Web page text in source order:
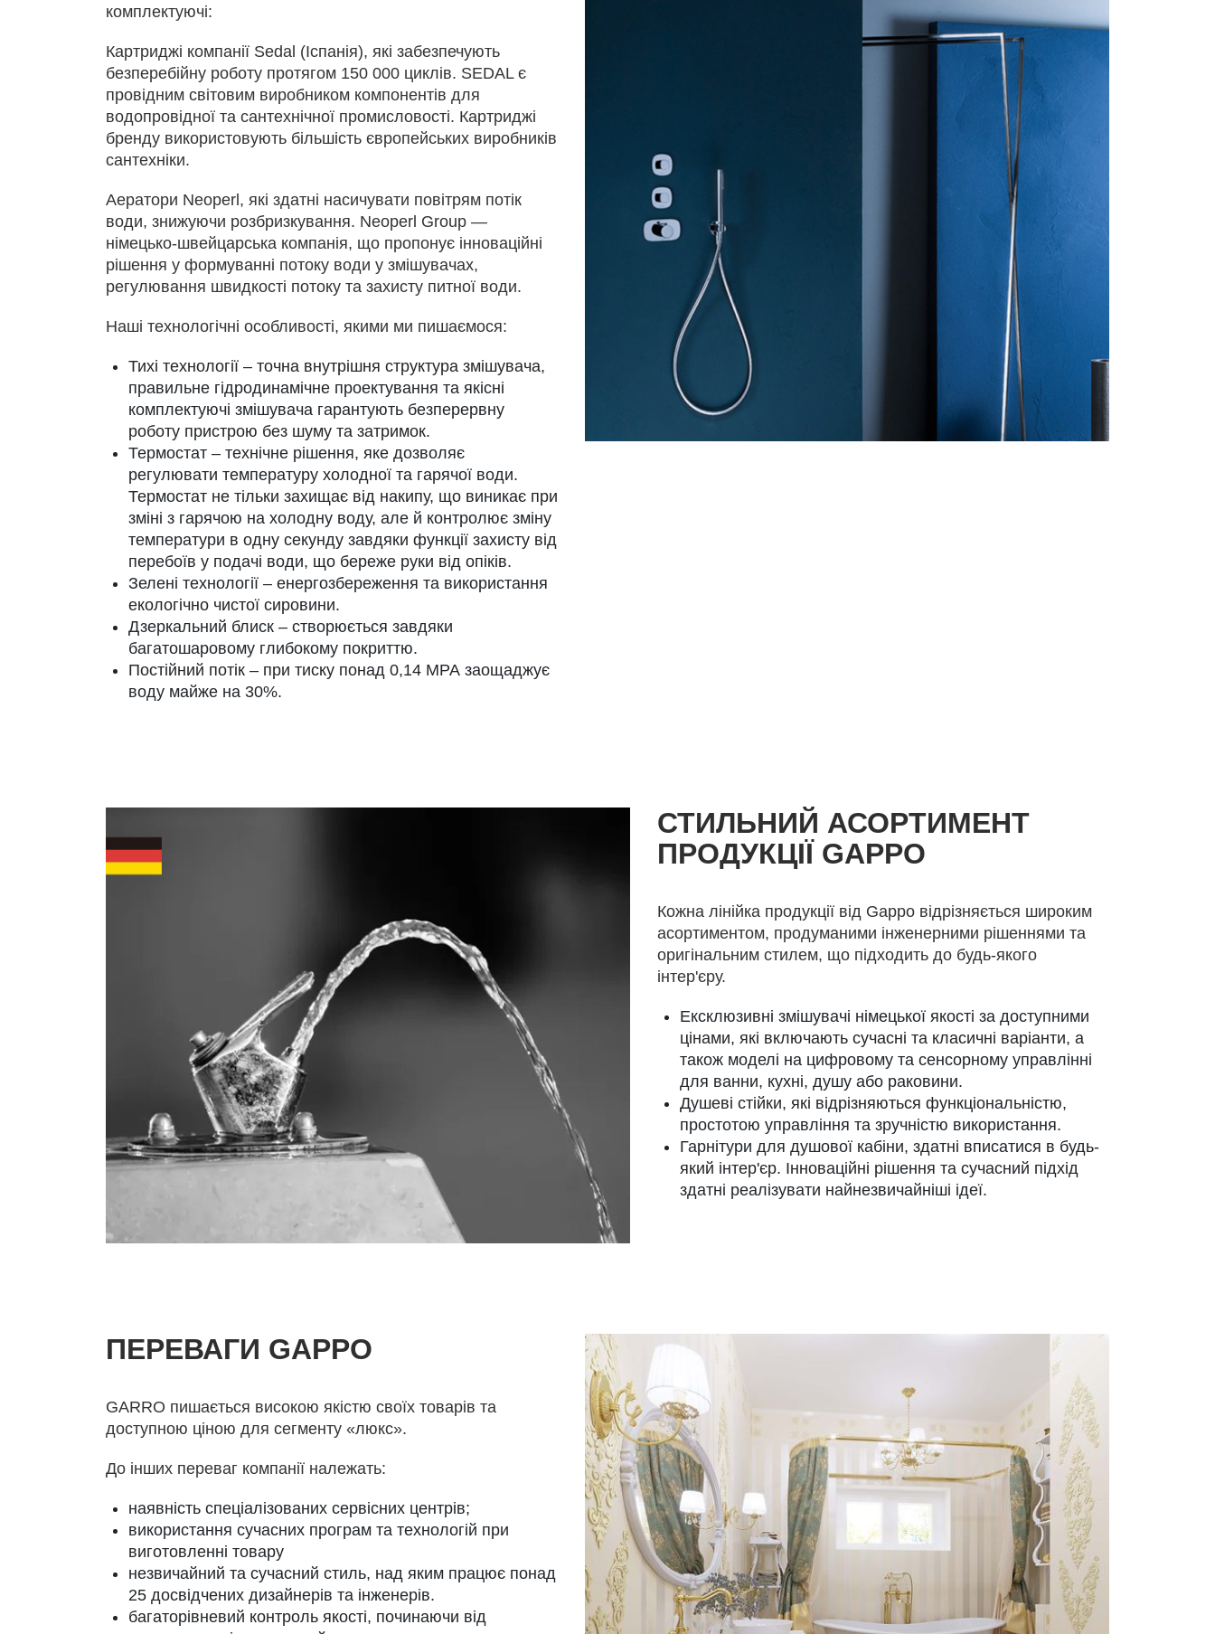
комплектуючі:
Картриджі компанії Sedal (Іспанія), які забезпечують
безперебійну роботу протягом 150 000 циклів. SEDAL є
провідним світовим виробником компонентів для
водопровідної та сантехнічної промисловості. Картриджі
бренду використовують більшість європейських виробників
сантехніки.
Аератори Neoperl, які здатні насичувати повітрям потік
води, знижуючи розбризкування. Neoperl Group —
німецько-швейцарська компанія, що пропонує інноваційні
рішення у формуванні потоку води у змішувачах,
регулювання швидкості потоку та захисту питної води.
Наші технологічні особливості, якими ми пишаємося:
Тихі технології – точна внутрішня структура змішувача,
правильне гідродинамічне проектування та якісні
комплектуючі змішувача гарантують безперервну
роботу пристрою без шуму та затримок.
Термостат – технічне рішення, яке дозволяє
регулювати температуру холодної та гарячої води.
Термостат не тільки захищає від накипу, що виникає при
зміні з гарячою на холодну воду, але й контролює зміну
температури в одну секунду завдяки функції захисту від
перебоїв у подачі води, що береже руки від опіків.
Зелені технології – енергозбереження та використання
екологічно чистої сировини.
Дзеркальний блиск – створюється завдяки
багатошаровому глибокому покриттю.
Постійний потік – при тиску понад 0,14 МРА заощаджує
воду майже на 30%.
СТИЛЬНИЙ АСОРТИМЕНТ
ПРОДУКЦІЇ GAPPO
Кожна лінійка продукції від Gappo відрізняється широким
асортиментом, продуманими інженерними рішеннями та
оригінальним стилем, що підходить до будь-якого
інтер'єру.
Ексклюзивні змішувачі німецької якості за доступними
цінами, які включають сучасні та класичні варіанти, а
також моделі на цифровому та сенсорному управлінні
для ванни, кухні, душу або раковини.
Душеві стійки, які відрізняються функціональністю,
простотою управління та зручністю використання.
Гарнітури для душової кабіни, здатні вписатися в будь-
який інтер'єр. Інноваційні рішення та сучасний підхід
здатні реалізувати найнезвичайніші ідеї.
ПЕРЕВАГИ GАРРО
GARRO пишається високою якістю своїх товарів та
доступною ціною для сегменту «люкс».
До інших переваг компанії належать:
наявність спеціалізованих сервісних центрів;
використання сучасних програм та технологій при
виготовленні товару
незвичайний та сучасний стиль, над яким працює понад
25 досвідчених дизайнерів та інженерів.
багаторівневий контроль якості, починаючи від